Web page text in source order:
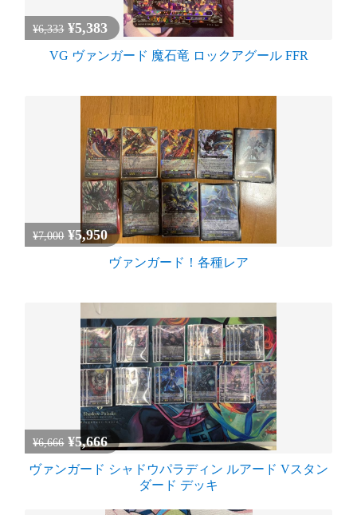
¥6,333 ¥5,383
VG ヴァンガード 魔石竜 ロックアグール FFR
¥7,000 ¥5,950
ヴァンガード！各種レア
¥6,666 ¥5,666
ヴァンガード シャドウパラディン ルアード Vスタン
ダード デッキ